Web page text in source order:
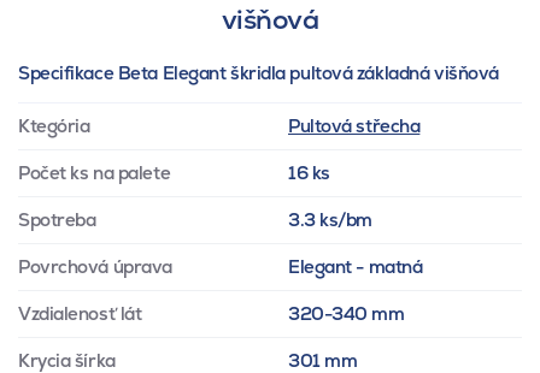
višňová
Specifikace Beta Elegant škridla pultová základná višňová
Ktegória Pultová střecha
Počet ks na palete 16 ks
Spotreba 3.3 ks/bm
Povrchová úprava Elegant - matná
Vzdialenosť lát 320-340 mm
Krycia šírka 301 mm